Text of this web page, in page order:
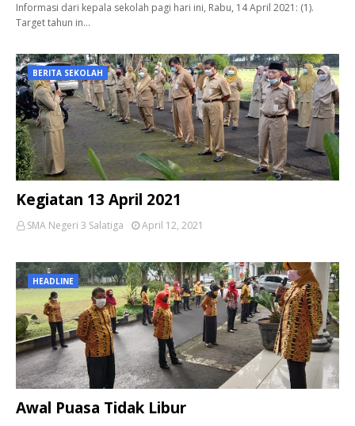
Informasi dari kepala sekolah pagi hari ini, Rabu, 14 April 2021: (1).
Target tahun in…
BERITA SEKOLAH
Kegiatan 13 April 2021
SMA Negeri 3 Salatiga April 12, 2021
HEADLINE
Awal Puasa Tidak Libur